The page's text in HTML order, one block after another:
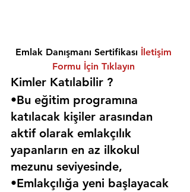
Emlak Danışmanı Sertifikası İletişim
Formu İçin Tıklayın
Kimler Katılabilir ?
•Bu eğitim programına
katılacak kişiler arasından
aktif olarak emlakçılık
yapanların en az ilkokul
mezunu seviyesinde,
•Emlakçılığa yeni başlayacak